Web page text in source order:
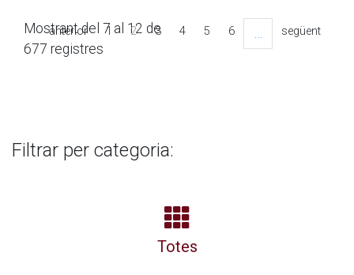
Mostrant del 7 al 12 de
677 registres
anterior 1 2 3 4 5 6 … següent
Filtrar per categoria:
Totes